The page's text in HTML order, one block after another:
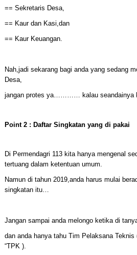
== Sekretaris Desa,
== Kaur dan Kasi,dan
== Kaur Keuangan.
Nah,jadi sekarang bagi anda yang sedang
Desa,
jangan protes ya………… kalau seandainya
Point 2 : Daftar Singkatan yang di pakai
Di Permendagri 113 kita hanya mengenal
tertuang dalam ketentuan umum.
Namun di tahun 2019,anda harus mulai
singkatan itu…
Jangan sampai anda melongo ketika di
dan anda hanya tahu Tim Pelaksana
“TPK ).